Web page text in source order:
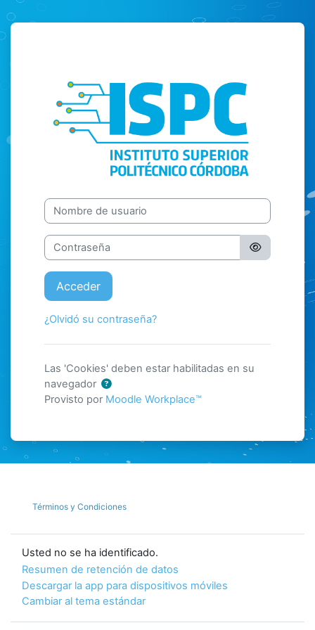
Salta al contenido principal
Instituto
Nombre de usuario
Contraseña
Acceder
¿Olvidó su contraseña?
Las 'Cookies' deben estar habilitadas en su
navegador
Provisto por Moodle Workplace™
Términos y Condiciones
Usted no se ha identificado.
Resumen de retención de datos
Descargar la app para dispositivos móviles
Cambiar al tema estándar